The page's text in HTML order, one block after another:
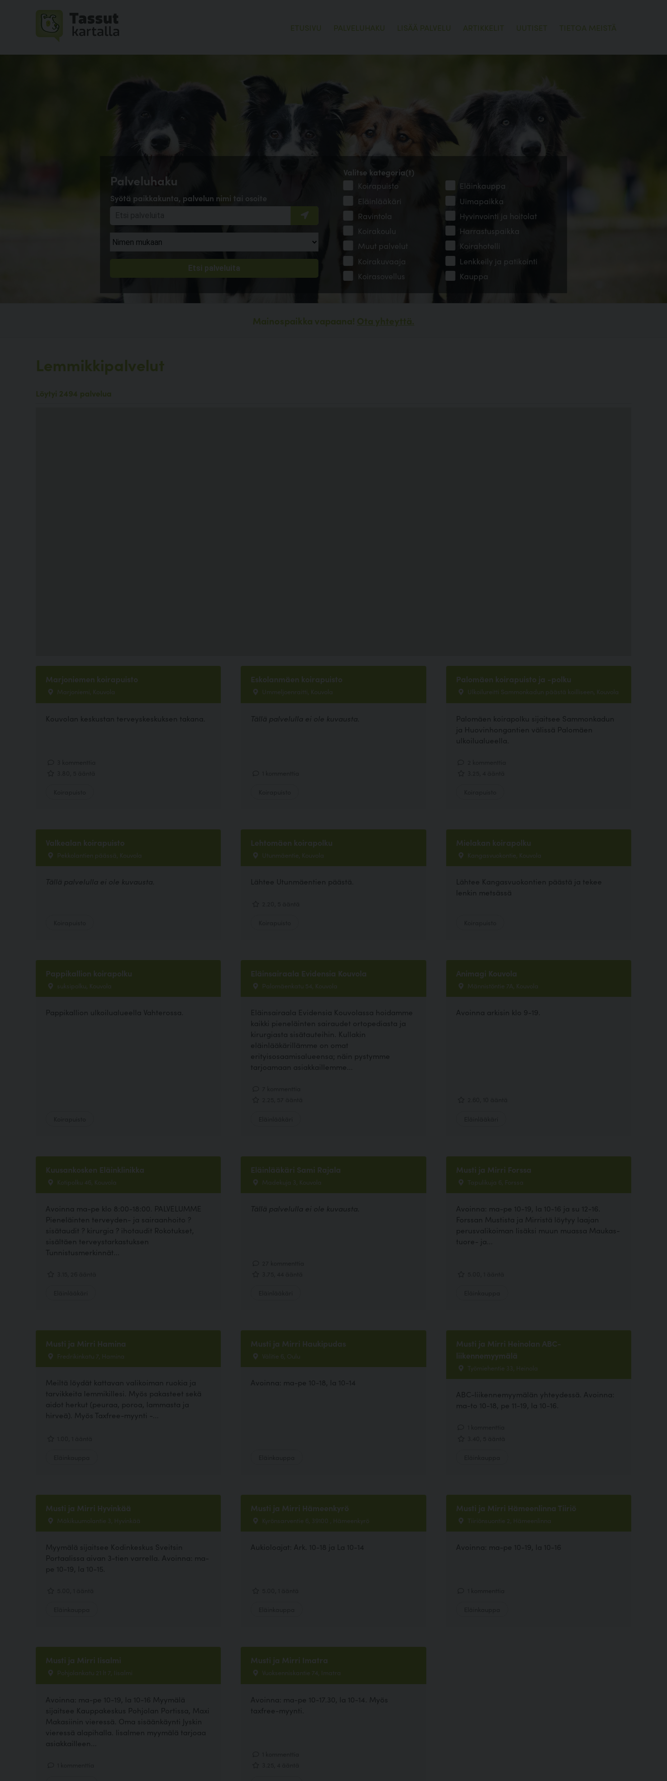
ETUSIVU PALVELUHAKU LISÄÄ PALVELU ARTIKKELIT UUTISET TIETOA MEISTÄ
Palveluhaku
Syötä paikkakunta, palvelun nimi tai osoite
Valitse kategoria(t)
Koirapuisto
Eläinkauppa
Eläinlääkäri
Uimapaikka
Ravintola
Hyvinvointi ja hoitolat
Koirakoulu
Harrastuspaikka
Muut palvelut
Koirahotelli
Koirakuvaaja
Lenkkeily ja patikointi
Koirasovellus
Kauppa
Mainospaikka vapaana! Ota yhteyttä.
Lemmikkipalvelut
Löytyi 2494 palvelua
Marjoniemen koirapuisto
Marjoniemi, Kouvola
Kouvolan keskustan terveyskeskuksen takana.
Eskolanmäen koirapuisto
Ummeljoenraitti, Kouvola
Tällä palvelulla ei ole kuvausta.
Palomäen koirapuisto ja -polku
Ulkoilureitti Sammonkadun päästä koilliseen, Kouvola
Palomäen koirapolku sijaitsee Sammonkadun
ja Huovinhongantien välissä Palomäen
ulkoilualueella.
Valkealan koirapuisto
Pekkolantien päässä, Kouvola
Tällä palvelulla ei ole kuvausta.
Lehtomäen koirapolku
Utunmäentie, Kouvola
Lähtee Utunmäentien päästä.
Mielakan koirapolku
Kangasvuokontie, Kouvola
Lähtee Kangasvuokontien päästä ja tekee
lenkin metsässä
Pappikallion koirapolku
suksipolku, Kouvola
Pappikallion ulkoilualueella Vahterossa.
Eläinsairaala Evidensia Kouvola
Palomäenkatu 54, Kouvola
Eläinsairaala Evidensia Kouvolassa hoidamme
kaikki pieneläinten sairaudet ortopediasta ja
kirurgiasta sisätauteihin. Kullakin
eläinlääkärillämme on omat
erityisosaamisalueensa; näin pystymme
tarjoamaan asiakkaillemme...
Animagi Kouvola
Männistöntie 7A, Kouvola
Avoinna arkisin klo 9-19.
Kuusankosken Eläinklinikka
Kotipolku 46, Kouvola
Avoinna ma-pe klo 8:00-18:00. PALVELUMME
Pieneläinten terveyden- ja sairaanhoito ?
sisätaudit ? kirurgia ? ihotaudit Rokotukset,
sisältäen terveystarkastuksen
Tunnistusmerkinnät...
Eläinlääkäri Sami Rajala
Madekuja 3, Kouvola
Tällä palvelulla ei ole kuvausta.
Musti ja Mirri Forssa
Tapulikuja 6, Forssa
Avoinna: ma-pe 10-19, la 10-16 ja su 12-16.
Forssan Mustista ja Mirristä löytyy laajan
perusvalikoiman lisäksi muun muassa Maukas-
tuore- ja...
Musti ja Mirri Hamina
Fredrikinkatu 7, Hamina
Meiltä löydät kattavan valikoiman ruokia ja
tarvikkeita lemmikillesi. Myös pakasteet sekä
aidot herkut (peuraa, poroa, lammasta ja
hirveä). Myös Taxfree-myynti -...
Musti ja Mirri Haukipudas
Välitie 6, Oulu
Avoinna: ma-pe 10-18, la 10-14
Musti ja Mirri Heinolan ABC-
liikennemyymälä
Työmiehentie 33, Heinola
ABC-liikennemyymälän yhteydessä. Avoinna:
ma-to 10-18, pe 11-19, la 10-16.
Musti ja Mirri Hyvinkää
Mäkikuumolantie 3, Hyvinkää
Myymälä sijaitsee Kodinkeskus Sveitsin
Portaalissa aivan 3-tien varrella. Avoinna: ma-
pe 10-19, la 10-15.
Musti ja Mirri Hämeenkyrö
Kyrönsarventie 6, 39100 , Hämeenkyrö
Aukioloajat: Ark. 10-18 ja La 10-14
Musti ja Mirri Hämeenlinna Tiiriö
Tiiriönsuontie 2, Hämeenlinna
Avoinna: ma-pe 10-19, la 10-16
Musti ja Mirri Iisalmi
Pohjolankatu 21 lt 7, Iisalmi
Avoinna: ma-pe 10-19, la 10-16 Myymälä
sijaitsee Kauppakeskus Pohjolan Portissa, Maxi
Makasiinin vieressä. Oma sisäänkäynti Jyskin
vieressä alapihalla. Iisalmen myymälä tarjoaa
asiakkailleen...
Musti ja Mirri Imatra
Vuoksenniskantie 74, Imatra
Avoinna: ma-pe 10-17.30, la 10-14. Myös
taxfree-myynti.